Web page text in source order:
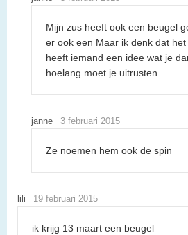
Mijn zus heeft ook een beugel
er ook een Maar ik denk dat
heeft iemand een idee wat je
hoelang moet je uitrusten
janne 3 februari 2015
Ze noemen hem ook de spin
lili 19 februari 2015
ik krijg 13 maart een beugel